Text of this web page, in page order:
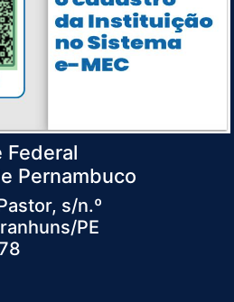
Federal
Pernambuco
s/n.º
PE